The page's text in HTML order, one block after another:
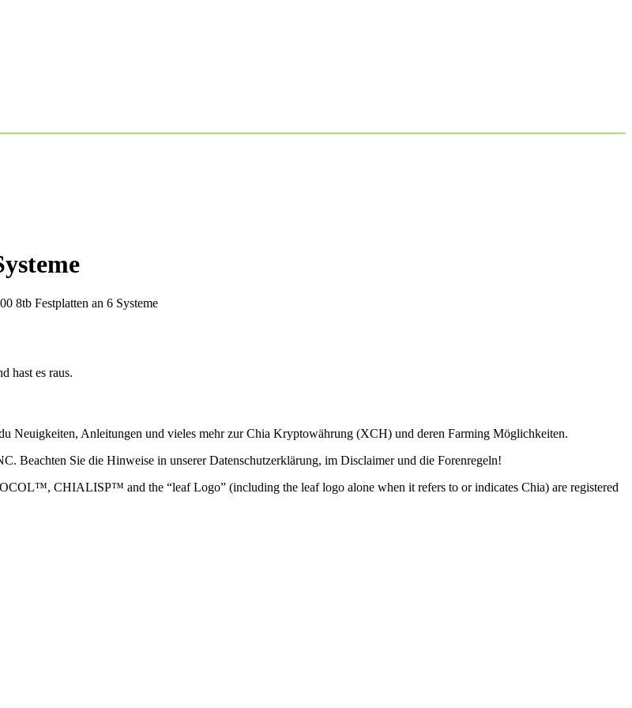
8tb Festplatten an 6 Systeme
hast es raus.
Neuigkeiten, Anleitungen und vieles mehr zur Chia Kryptowährung (XCH) und deren Farming Möglichkeiten.
Beachten Sie die Hinweise in unserer Datenschutzerklärung, im Disclaimer und die Forenregeln!
CHIALISP™ and the “leaf Logo” (including the leaf logo alone when it refers to or indicates Chia) are registered